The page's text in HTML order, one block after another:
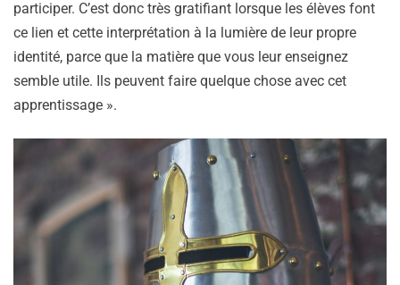
participer. C’est donc très gratifiant lorsque les élèves font
ce lien et cette interprétation à la lumière de leur propre
identité, parce que la matière que vous leur enseignez
semble utile. Ils peuvent faire quelque chose avec cet
apprentissage ».